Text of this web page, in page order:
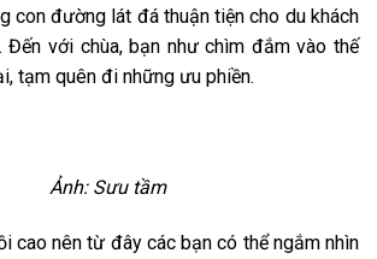
con đường lát đá thuận tiện cho du khách
Đến với chùa, bạn như chìm đắm vào thế
tạm quên đi những ưu phiền.
Ảnh: Sưu tầm
cao nên từ đây các bạn có thể ngắm nhìn